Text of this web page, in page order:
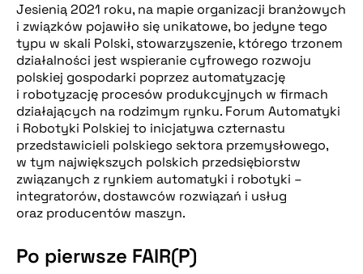
Jesienią 2021 roku, na mapie organizacji branżowych
i związków pojawiło się unikatowe, bo jedyne tego
typu w skali Polski, stowarzyszenie, którego trzonem
działalności jest wspieranie cyfrowego rozwoju
polskiej gospodarki poprzez automatyzację
i robotyzację procesów produkcyjnych w firmach
działających na rodzimym rynku. Forum Automatyki
i Robotyki Polskiej to inicjatywa czternastu
przedstawicieli polskiego sektora przemysłowego,
w tym największych polskich przedsiębiorstw
związanych z rynkiem automatyki i robotyki –
integratorów, dostawców rozwiązań i usług
oraz producentów maszyn.
Po pierwsze FAIR(P)